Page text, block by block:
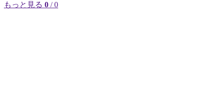
もっと見る 0 / 0